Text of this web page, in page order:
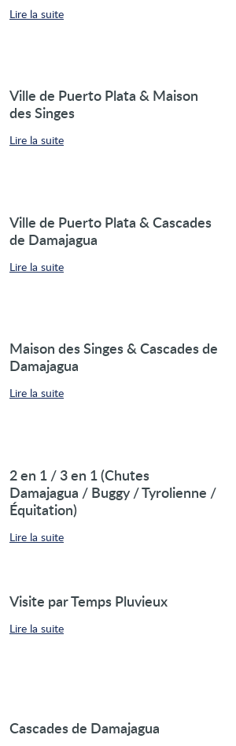
Lire la suite
Ville de Puerto Plata & Maison
des Singes
Lire la suite
Ville de Puerto Plata & Cascades
de Damajagua
Lire la suite
Maison des Singes & Cascades de
Damajagua
Lire la suite
2 en 1 / 3 en 1 (Chutes
Damajagua / Buggy / Tyrolienne /
Équitation)
Lire la suite
Visite par Temps Pluvieux
Lire la suite
Cascades de Damajagua